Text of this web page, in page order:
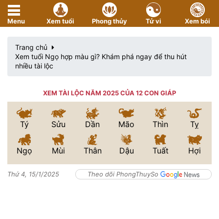
Menu Xem tuổi Phong thủy Tử vi Xem bói
Trang chủ
Xem tuổi Ngọ hợp màu gì? Khám phá ngay để thu hút
nhiều tài lộc
XEM TÀI LỘC NĂM 2025 CỦA 12 CON GIÁP
Tý Sửu Dần Mão Thìn Tỵ
Ngọ Mùi Thân Dậu Tuất Hợi
Thứ 4, 15/1/2025 Theo dõi PhongThuySo